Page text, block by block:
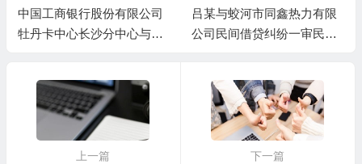
中国工商银行股份有限公司
牡丹卡中心长沙分中心与谷
吕某与蛟河市同鑫热力有限
公司民间借贷纠纷一审民事
上一篇
下一篇